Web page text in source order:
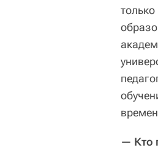
— Кто